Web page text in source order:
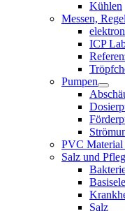
Kühlen
Messen,
ICP
Pumpen
PVC Material
Salz und
Salz